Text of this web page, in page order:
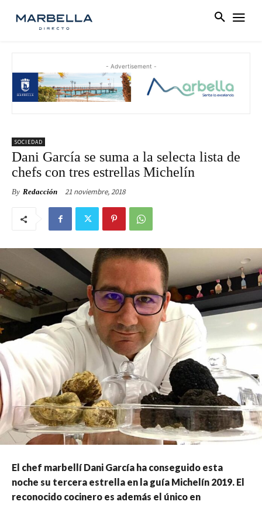
- Advertisement -
SOCIEDAD
Dani García se suma a la selecta lista de
chefs con tres estrellas Michelín
By Redacción 21 noviembre, 2018
El chef marbellí Dani García ha conseguido esta
noche su tercera estrella en la guía Michelín 2019. El
reconocido cocinero es además el único en